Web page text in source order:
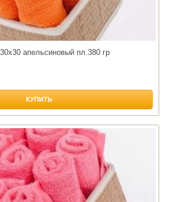
апельсиновый пл.380 гр
КУПИТЬ